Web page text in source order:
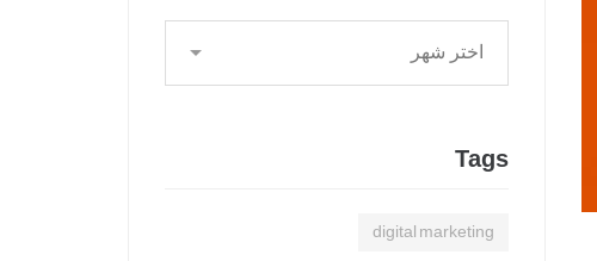
Tags
digital marketing